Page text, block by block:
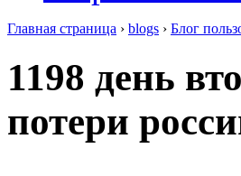
Главная страница › blogs › Блог
1198 день
потери